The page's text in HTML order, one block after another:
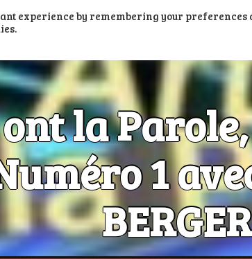
PORTAIL PODCASTS RADIOS FM ET
la
1
BERGER
experience by remembering your preferences